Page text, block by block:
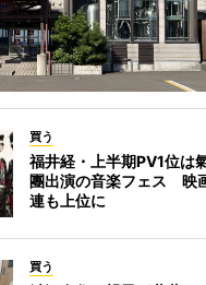
買う
福井経・上半期PV1位は
團出演の音楽フェス 映
連も上位に
買う